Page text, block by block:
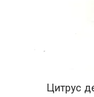
Цитрус